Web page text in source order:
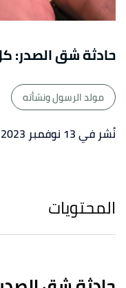
حادثة شق الصدر:
مولد الرسول ونشأته
نُشر في 13 نوفمبر 2023
المحتويات